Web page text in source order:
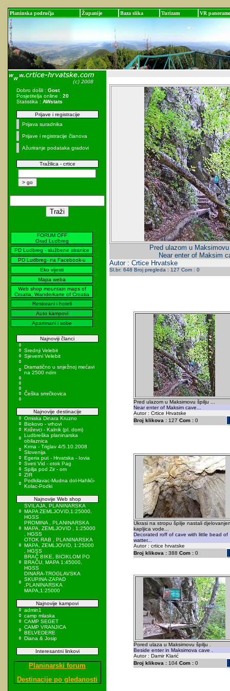
Planinska područja Županije Baza slika Turizam VR panorame
Dobro došli : Gost
Posjetitelja online : 20
Statistika : AWstats
Prijave i registracije
Prijava suradnika
Prijave i registracije članova
Ažuriranje podataka gradovi
Tražilica - crtice
FORUM OFF
Grad Ludbreg
PD Ludbreg - službene stranice
PD Ludbreg- na Facebook-u
Eko vijesti
Mapa weba
Web shop mountain maps of
Croatia, Wanderkarte of Croatia
Restorani i hoteli
Auto kampovi
Apartmani i sobe
Najnoviji članci
Srednji Velebit
Sjeverni Velebit
Dramatično u snježnoj mećavi
na 2500 ndm
Češka smrčkovica
Najnovije destinacije
Omiska Dinara Kruzno
Biokovo - vrhovi
Križevci - Kalnik (pl. dom)
Ludbreška planinarska
obilaznica
Krma - Triglav 4/5.10.2008
Slovenija
Egeria put - Hrvatska - Iovia
Sveti Vid - otok Pag
Spilja pod Zir - om
ZIR
Podkilavac-Mudna dol-Hahlići-
Kolac-Podki
Najnovije Web shop
SVILAJA, PLANINARSKA
MAPA ZEMLJOVID,1:25000,
HGSS
PROMINA , PLANINARSKA
MAPA, ZEMLJOVID , 1:25000
, HGSS
OTOK RAB , PLANINARSKA
MAPA, ZEMLJOVID, 1:25000
, HGSS
BRAČ BIKE, BICIKLOM PO
BRAČU, MAPA 1:45000,
HGSS
DINARA-TROGLAVSKA
SKUPINA-ZAPAD
,PLANINARSKA
MAPA,1:25000
Najnovije kampovi
admin1
camp mlaska
CAMP SEGET
CAMP VRANJICA
BELVEDERE
Diana & Josip
Interesantni linkovi
Planinarski forum
Destinacije po gledanosti
Pred ulazom u
Near enter of Maksim
Autor : Crtice Hrvatske
Sl.br: 648 Broj pregleda : 127 Com : 0
Pred ulazom u Maksimovu špilju ...
Near enter of Maksim cave...
Autor : Crtice Hrvatske
Broj klikova :127 Com :0
Ukrasi na stropu špilje nastali
kapljica vode...
Decorated roff of cave with little bead of
watter...
Autor : crtice hrvatske
Broj klikova :388 Com :0
Pored ulaza u Maksimovu špilju .
Beside enter in Maksimova cave .
Autor : Damir Klarić
Broj klikova :104 Com :0